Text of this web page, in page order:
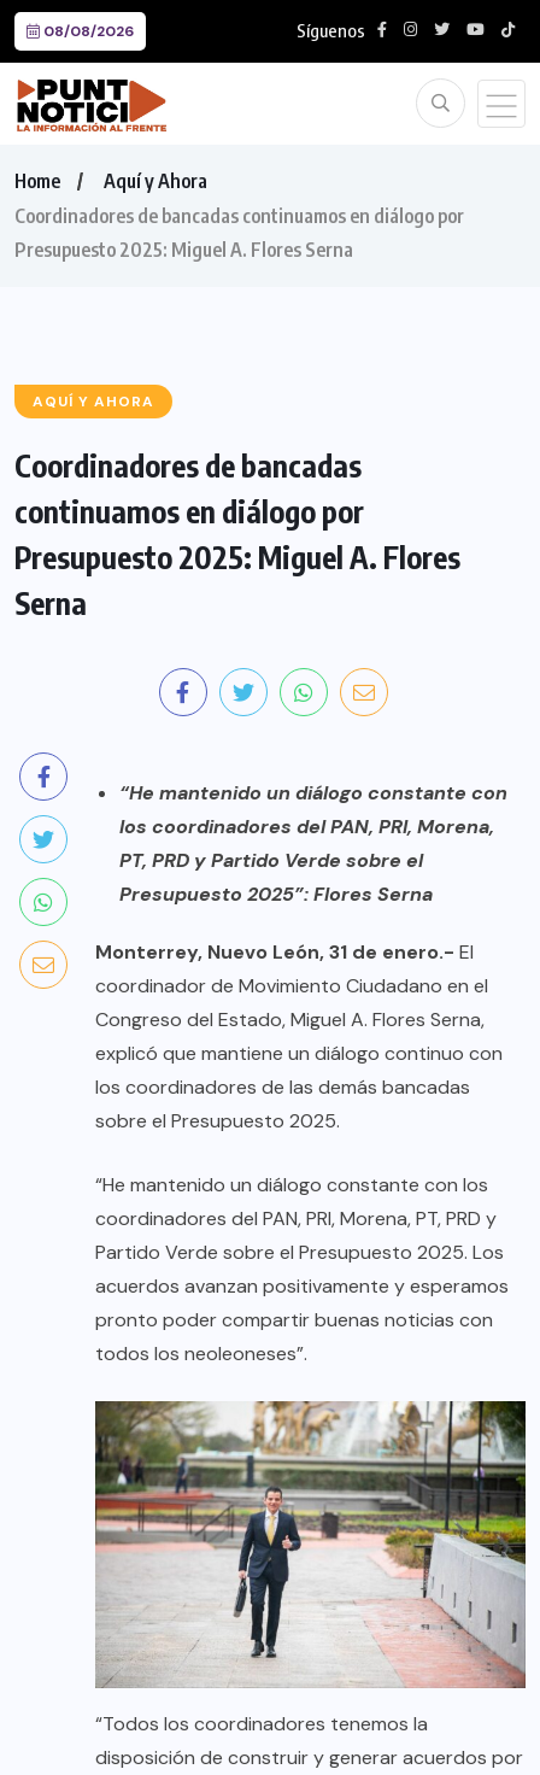
08/08/2026 Síguenos
Home
Aquí y Ahora
Coordinadores de bancadas continuamos en diálogo por
Presupuesto 2025: Miguel A. Flores Serna
AQUÍ Y AHORA
Coordinadores de bancadas
continuamos en diálogo por
Presupuesto 2025: Miguel A. Flores
Serna
“He mantenido un diálogo constante con
los coordinadores del PAN, PRI, Morena,
PT, PRD y Partido Verde sobre el
Presupuesto 2025”: Flores Serna
Monterrey, Nuevo León, 31 de enero.- El
coordinador de Movimiento Ciudadano en el
Congreso del Estado, Miguel A. Flores Serna,
explicó que mantiene un diálogo continuo con
los coordinadores de las demás bancadas
sobre el Presupuesto 2025.
“He mantenido un diálogo constante con los
coordinadores del PAN, PRI, Morena, PT, PRD y
Partido Verde sobre el Presupuesto 2025. Los
acuerdos avanzan positivamente y esperamos
pronto poder compartir buenas noticias con
todos los neoleoneses”.
“Todos los coordinadores tenemos la
disposición de construir y generar acuerdos por